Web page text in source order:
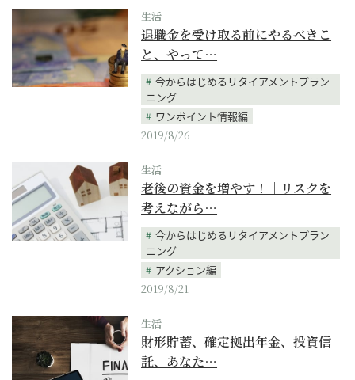
生活
退職金を受け取る前にやるべきこ
と、やって…
今からはじめるリタイアメントプラン
ニング
ワンポイント情報編
2019/8/26
生活
老後の資金を増やす！｜リスクを
考えながら…
今からはじめるリタイアメントプラン
ニング
アクション編
2019/8/21
生活
財形貯蓄、確定拠出年金、投資信
託、あなた…